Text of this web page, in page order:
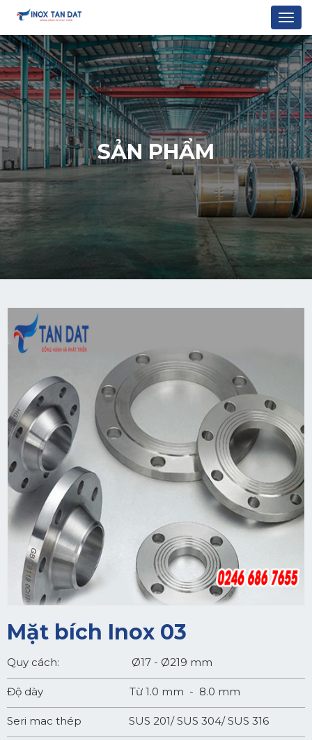
SẢN PHẨM
Mặt bích Inox 03
Quy cách: Ø17 - Ø219 mm
Độ dày Từ 1.0 mm - 8.0 mm
Seri mac thép SUS 201/ SUS 304/ SUS 316